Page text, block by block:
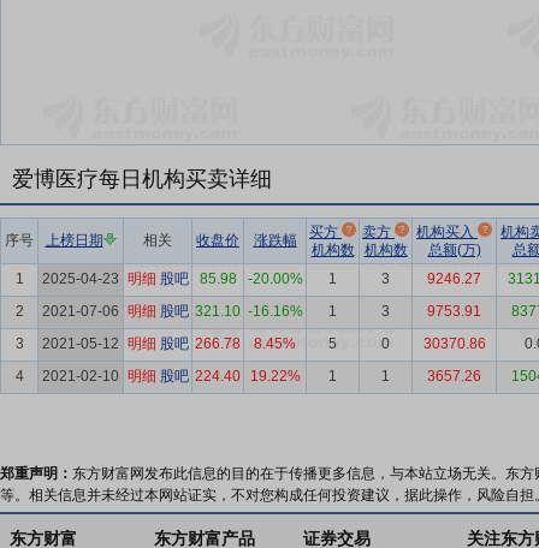
爱博医疗每日机构买卖详细
序号 上榜日期 相关 收盘价 涨跌幅
买方
机构数
卖方
机构数
机构买入
总额(万)
机构
总
1
2025-04-23 明细 股吧 85.98 -20.00% 1 3 9246.27
2
2021-07-06 明细 股吧 321.10 -16.16% 1 3 9753.91
3
2021-05-12 明细 股吧 266.78 8.45% 5 0 30370.86
4
2021-02-10 明细 股吧 224.40 19.22% 1 1 3657.26
郑重声明： 东方财富网发布此信息的目的在于传播更多信息，与本站立场无关。东
等。相关信息并未经过本网站证实，不对您构成任何投资建议，据此操作，风险自担